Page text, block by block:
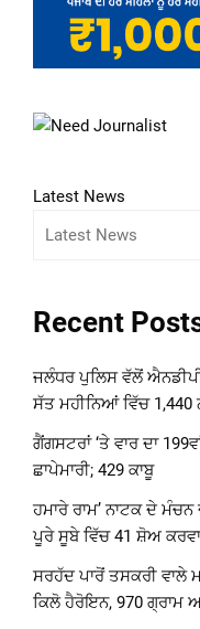
Latest News
Recent
ਜਲੰਧਰ ਪੁਲਿਸ ਵੱਲੋਂ
ਸੱਤ ਮਹੀਨਿਆਂ ਵਿੱਚ 1,440
ਗੈਂਗਸਟਰਾਂ ‘ਤੇ ਵਾਰ ਦਾ
ਛਾਪੇਮਾਰੀ; 429 ਕਾਬੂ
ਹਮਾਰੇ ਰਾਮ’ ਨਾਟਕ ਦੇ
ਪੂਰੇ ਸੂਬੇ ਵਿੱਚ 41 ਸ਼ੋਅ
ਸਰਹੱਦ ਪਾਰੋਂ ਤਸਕਰੀ ਵਾਲੇ
ਕਿਲੋ ਹੈਰੋਇਨ, 970